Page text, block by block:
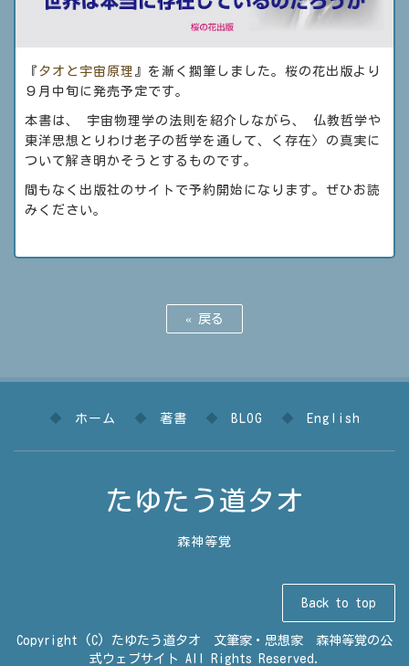
『 タオと宇宙原理 』を漸く擱筆しました。桜の花出版より
９月中旬に発売予定です。
本書は、 宇宙物理学の法則を紹介しながら、 仏教哲学や
東洋思想とりわけ老子の哲学を通して、く存在〉の真実に
ついて解き明かそうとするものです。
間もなく出版社のサイトで予約開始になります。ぜひお読
みください。
« 戻る
ホーム 著書 BLOG English
たゆたう道タオ
森神等覚
Back to top
Copyright (C) たゆたう道タオ 文筆家・思想家 森神等覚の公
式ウェブサイト All Rights Reserved.